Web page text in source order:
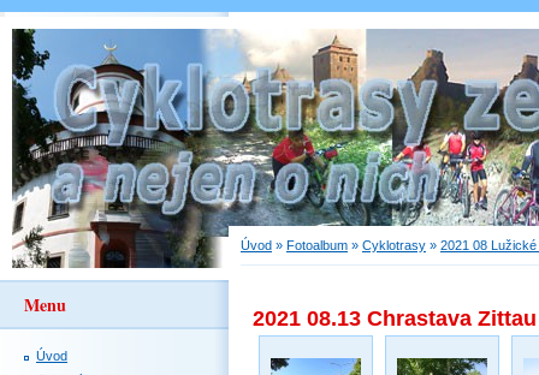
Úvod » Fotoalbum » Cyklotrasy » 2021 08
2021 08.13 Chrastava
Menu
Úvod